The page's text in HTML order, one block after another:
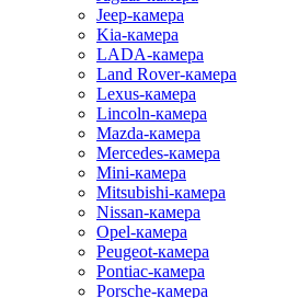
Jeep-камера
Kia-камера
LADA-камера
Land Rover-камера
Lexus-камера
Lincoln-камера
Mazda-камера
Mercedes-камера
Mini-камера
Mitsubishi-камера
Nissan-камера
Opel-камера
Peugeot-камера
Pontiac-камера
Porsche-камера